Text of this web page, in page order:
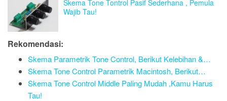
Skema Tone Tontrol Pasif Sederhana , Pemula
Wajib Tau!
Rekomendasi:
Skema Parametrik Tone Control, Berikut Kelebihan &…
Skema Tone Control Parametrik Macintosh, Berikut…
Skema Tone Control Middle Paling Mudah ,Kamu Harus
Tau!